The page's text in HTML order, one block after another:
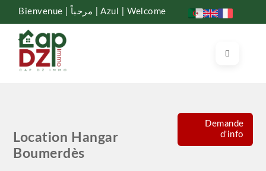
Bienvenue | مرحباً | Azul | Welcome
Location Hangar
Boumerdès
Demande
d'info